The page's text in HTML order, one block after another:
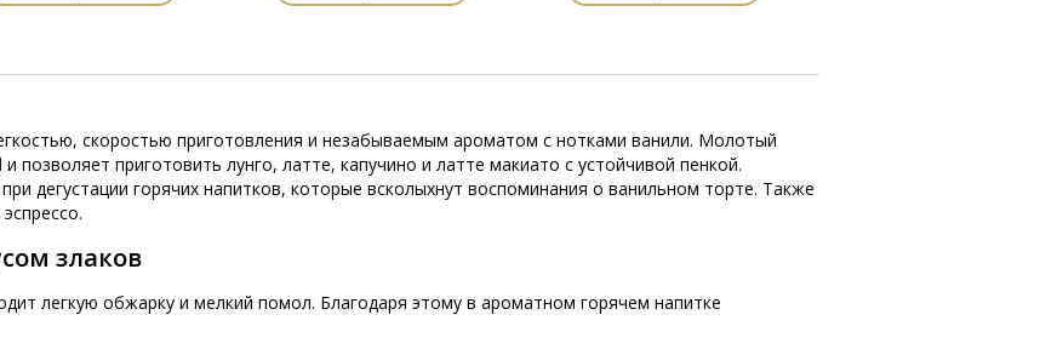
скоростью приготовления и незабываемым ароматом с нотками ванили. Молотый
позволяет приготовить лунго, латте, капучино и латте макиато с устойчивой пенкой.
дегустации горячих напитков, которые всколыхнут воспоминания о ванильном торте. Также
злаков
легкую обжарку и мелкий помол. Благодаря этому в ароматном горячем напитке